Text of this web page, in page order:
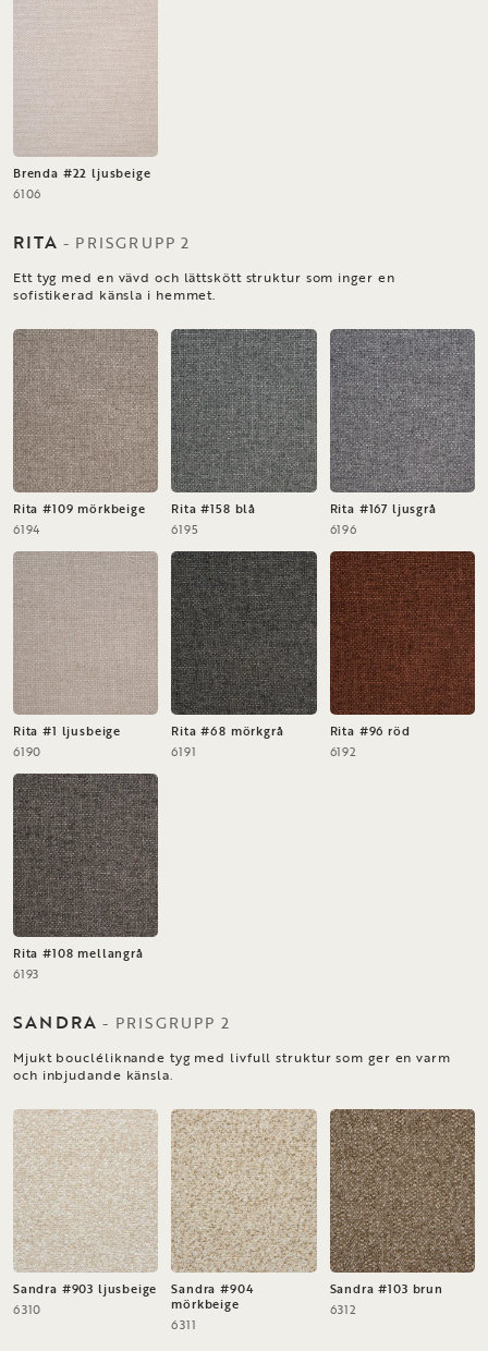
Brenda #22 ljusbeige
6106
RITA - PRISGRUPP 2
Ett tyg med en vävd och lättskött struktur som inger en
sofistikerad känsla i hemmet.
Rita #109 mörkbeige
6194
Rita #158 blå
6195
Rita #167 ljusgrå
6196
Rita #1 ljusbeige
6190
Rita #68 mörkgrå
6191
Rita #96 röd
6192
Rita #108 mellangrå
6193
SANDRA - PRISGRUPP 2
Mjukt boucléliknande tyg med livfull struktur som ger en varm
och inbjudande känsla.
Sandra #903 ljusbeige
6310
Sandra #904
mörkbeige
6311
Sandra #103 brun
6312